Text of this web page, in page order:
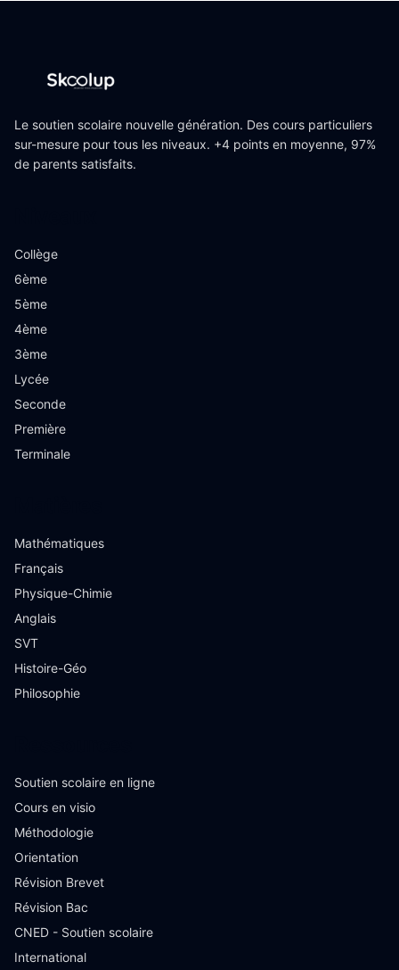
Le soutien scolaire nouvelle génération. Des cours particuliers
sur-mesure pour tous les niveaux. +4 points en moyenne, 97%
de parents satisfaits.
Collège
6ème
5ème
4ème
3ème
Lycée
Seconde
Première
Terminale
Mathématiques
Français
Physique-Chimie
Anglais
SVT
Histoire-Géo
Philosophie
Soutien scolaire en ligne
Cours en visio
Méthodologie
Orientation
Révision Brevet
Révision Bac
CNED - Soutien scolaire
International